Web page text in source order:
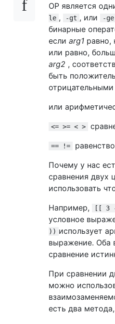
OP является
le , -gt , или -ge
бинарные
если arg1 равно,
или равно,
arg2 ,
быть
или
<= >= < >
== !=
Почему у нас
сравнения двух
использовать
Например,
[[ 3
условное
)) использует
выражение. Оба
сравнение
При сравнении
можно
есть два